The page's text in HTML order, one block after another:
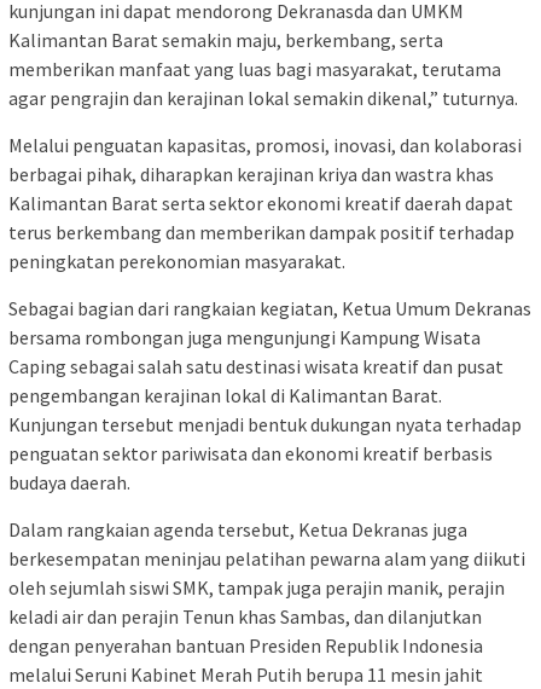
kunjungan ini dapat mendorong Dekranasda dan UMKM
Kalimantan Barat semakin maju, berkembang, serta
memberikan manfaat yang luas bagi masyarakat, terutama
agar pengrajin dan kerajinan lokal semakin dikenal,” tuturnya.
Melalui penguatan kapasitas, promosi, inovasi, dan kolaborasi
berbagai pihak, diharapkan kerajinan kriya dan wastra khas
Kalimantan Barat serta sektor ekonomi kreatif daerah dapat
terus berkembang dan memberikan dampak positif terhadap
peningkatan perekonomian masyarakat.
Sebagai bagian dari rangkaian kegiatan, Ketua Umum Dekranas
bersama rombongan juga mengunjungi Kampung Wisata
Caping sebagai salah satu destinasi wisata kreatif dan pusat
pengembangan kerajinan lokal di Kalimantan Barat.
Kunjungan tersebut menjadi bentuk dukungan nyata terhadap
penguatan sektor pariwisata dan ekonomi kreatif berbasis
budaya daerah.
Dalam rangkaian agenda tersebut, Ketua Dekranas juga
berkesempatan meninjau pelatihan pewarna alam yang diikuti
oleh sejumlah siswi SMK, tampak juga perajin manik, perajin
keladi air dan perajin Tenun khas Sambas, dan dilanjutkan
dengan penyerahan bantuan Presiden Republik Indonesia
melalui Seruni Kabinet Merah Putih berupa 11 mesin jahit